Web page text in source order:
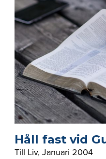
Håll fast vid
Till Liv, Januari 2004